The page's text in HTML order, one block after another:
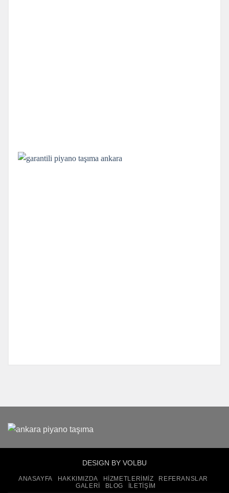
DESIGN BY VOLBU
ANASAYFA HAKKIMIZDA HIZMETLERIMIZ
REFERANSLAR
GALERI
BLOG İLETIŞIM